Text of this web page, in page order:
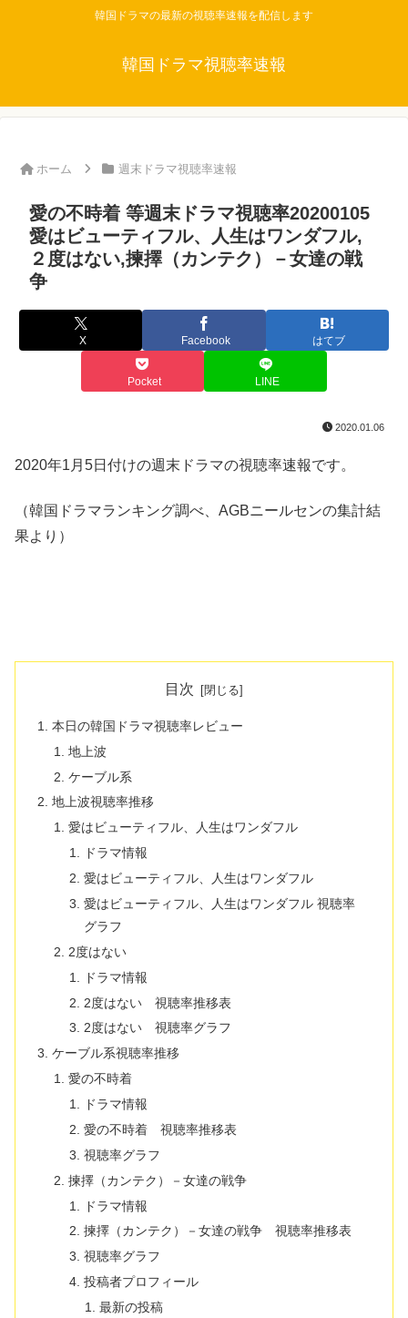
韓国ドラマの最新の視聴率速報を配信します
韓国ドラマ視聴率速報
ホーム 週末ドラマ視聴率速報
愛の不時着 等週末ドラマ視聴率20200105
愛はビューティフル、人生はワンダフル,
２度はない,揀擇（カンテク）－女達の戦
争
X Facebook はてブ
Pocket LINE
2020.01.06
2020年1月5日付けの週末ドラマの視聴率速報です。
（韓国ドラマランキング調べ、AGBニールセンの集計結
果より）
目次
本日の韓国ドラマ視聴率レビュー
地上波
ケーブル系
地上波視聴率推移
愛はビューティフル、人生はワンダフル
ドラマ情報
愛はビューティフル、人生はワンダフル
愛はビューティフル、人生はワンダフル 視聴率
グラフ
2度はない
ドラマ情報
2度はない 視聴率推移表
2度はない 視聴率グラフ
ケーブル系視聴率推移
愛の不時着
ドラマ情報
愛の不時着 視聴率推移表
視聴率グラフ
揀擇（カンテク）－女達の戦争
ドラマ情報
揀擇（カンテク）－女達の戦争 視聴率推移表
視聴率グラフ
投稿者プロフィール
最新の投稿